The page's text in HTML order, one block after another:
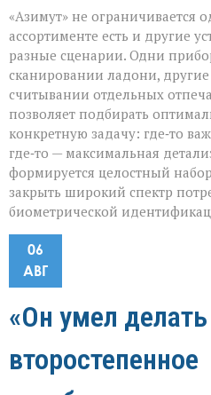
«Азимут» не ограничивается
ассортименте есть и другие
разные сценарии. Одни
сканировании ладони,
считывании отдельных
позволяет подбирать
конкретную задачу: где‑то
где‑то — максимальная
формируется целостный
закрыть широкий спектр
биометрической
06
АВГ
«Он умел делать
второстепенное